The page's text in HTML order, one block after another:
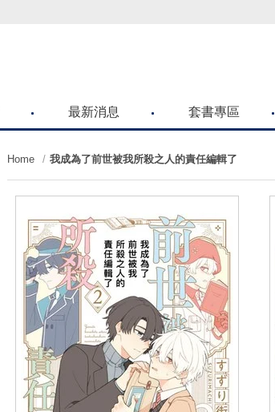
被騙了！請各位喜歡青文購物網的朋友們，提高警覺！
最新消息 套書專區
Home 我成為了前世被我所殺之人的責任編輯了
prev
next